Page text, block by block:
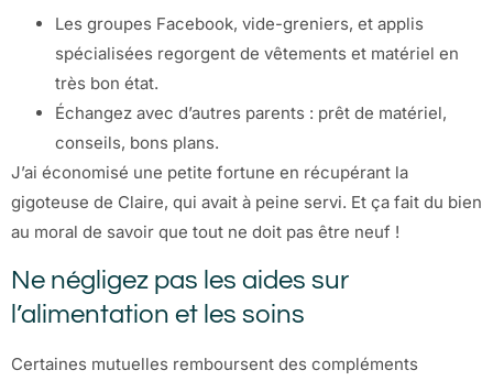
Les groupes Facebook, vide-greniers, et applis
spécialisées regorgent de vêtements et matériel en
très bon état.
Échangez avec d’autres parents : prêt de matériel,
conseils, bons plans.
J’ai économisé une petite fortune en récupérant la
gigoteuse de Claire, qui avait à peine servi. Et ça fait du bien
au moral de savoir que tout ne doit pas être neuf !
Ne négligez pas les aides sur
l’alimentation et les soins
Certaines mutuelles remboursent des compléments